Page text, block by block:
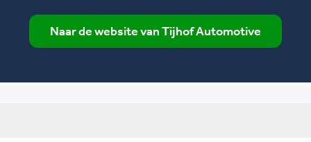
Naar de website van Tijhof Automotive